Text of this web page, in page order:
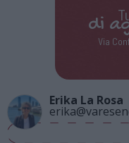
di
Via
Erika La Rosa